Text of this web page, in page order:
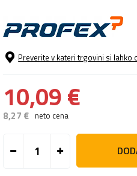
Preverite v kateri trgovini si lahko
10,09 €
8,27 € neto cena